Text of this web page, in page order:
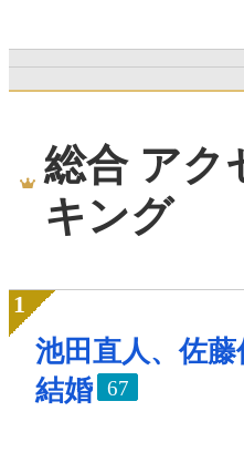
総合 アク
キング
池田直人、佐藤
結婚
67